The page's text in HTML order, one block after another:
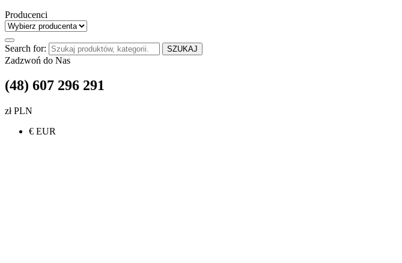
Producenci
Search for: SZUKAJ
Zadzwoń do Nas
(48) 607 296 291
zł PLN
€ EUR